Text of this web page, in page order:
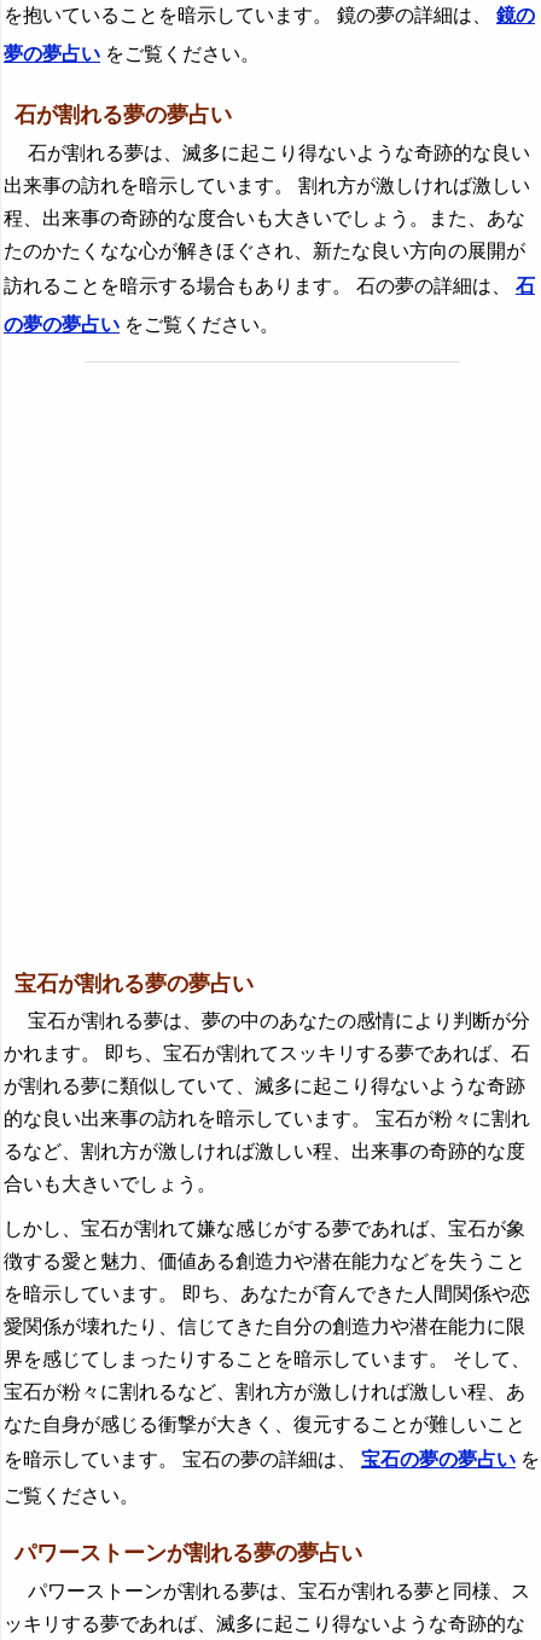
を抱いていることを暗示しています。 鏡の夢の詳細は、 鏡の
夢の夢占い をご覧ください。
石が割れる夢の夢占い
石が割れる夢は、滅多に起こり得ないような奇跡的な良い
出来事の訪れを暗示しています。 割れ方が激しければ激しい
程、出来事の奇跡的な度合いも大きいでしょう。また、あな
たのかたくなな心が解きほぐされ、新たな良い方向の展開が
訪れることを暗示する場合もあります。 石の夢の詳細は、 石
の夢の夢占い をご覧ください。
宝石が割れる夢の夢占い
宝石が割れる夢は、夢の中のあなたの感情により判断が分
かれます。 即ち、宝石が割れてスッキリする夢であれば、石
が割れる夢に類似していて、滅多に起こり得ないような奇跡
的な良い出来事の訪れを暗示しています。 宝石が粉々に割れ
るなど、割れ方が激しければ激しい程、出来事の奇跡的な度
合いも大きいでしょう。
しかし、宝石が割れて嫌な感じがする夢であれば、宝石が象
徴する愛と魅力、価値ある創造力や潜在能力などを失うこと
を暗示しています。 即ち、あなたが育んできた人間関係や恋
愛関係が壊れたり、信じてきた自分の創造力や潜在能力に限
界を感じてしまったりすることを暗示しています。 そして、
宝石が粉々に割れるなど、割れ方が激しければ激しい程、あ
なた自身が感じる衝撃が大きく、復元することが難しいこと
を暗示しています。 宝石の夢の詳細は、 宝石の夢の夢占い を
ご覧ください。
パワーストーンが割れる夢の夢占い
パワーストーンが割れる夢は、宝石が割れる夢と同様、ス
ッキリする夢であれば、滅多に起こり得ないような奇跡的な